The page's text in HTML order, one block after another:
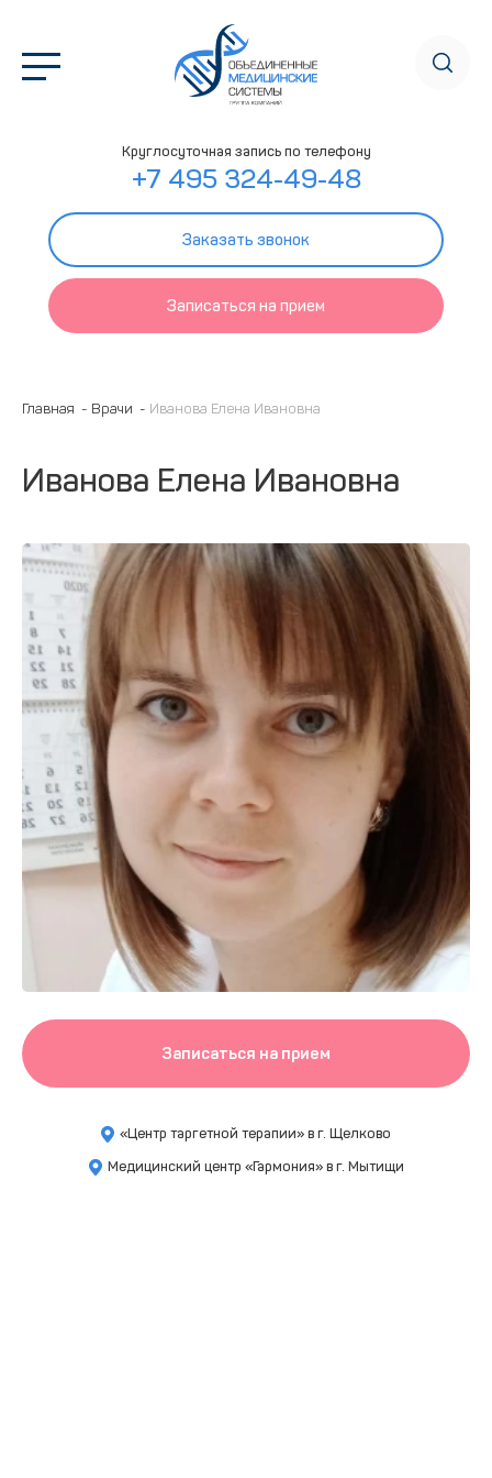
Заказать звонок
Записаться на прием
Круглосуточная запись по телефону
+7 495 324-49-48
Главная Врачи Иванова Елена Ивановна
Иванова Елена Ивановна
Записаться на прием
«Центр таргетной терапии» в г. Щелково
Медицинский центр «Гармония» в г. Мытищи